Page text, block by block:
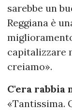
sarebbe un
Reggiana è
capitalizzare
creiamo».
C'era rabbia
«Tantissima.